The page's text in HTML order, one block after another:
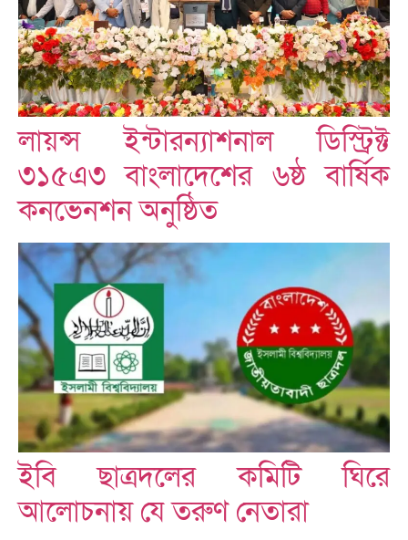
লায়ন্স ইন্টারন্যাশনাল ডিস্ট্রিক্ট
৩১৫এ৩ বাংলাদেশের ৬ষ্ঠ বার্ষিক
কনভেনশন অনুষ্ঠিত
ইবি ছাত্রদলের কমিটি ঘিরে
আলোচনায় যে তরুণ নেতারা